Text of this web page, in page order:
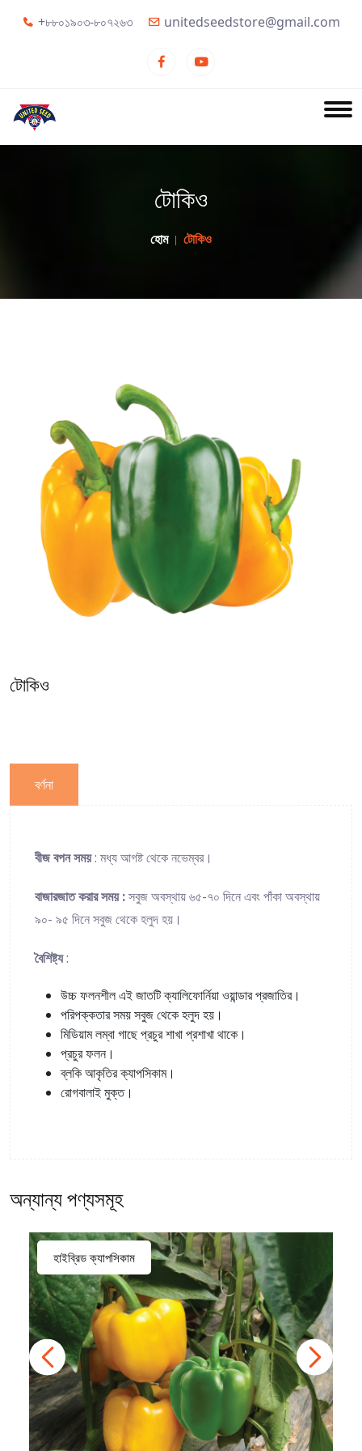
+৮৮০১৯০৩-৮০৭২৬৩ unitedseedstore@gmail.com
টোকিও
হোম টোকিও
টোকিও
বর্ণনা
বীজ বপন সময়: মধ্য আগষ্ট থেকে নভেম্বর।
বাজারজাত করার সময় :সবুজ অবস্থায় ৬৫-৭০ দিনে এবং পাঁকা অবস্থায়
৯০- ৯৫ দিনে সবুজ থেকে হলুদ হয়।
বৈশিষ্ট্য:
উচ্চ ফলনশীল এই জাতটি ক্যালিফোর্নিয়া ওয়ান্ডার প্রজাতির।
পরিপক্কতার সময় সবুজ থেকে হলুদ হয়।
মিডিয়াম লম্বা গাছে প্রচুর শাখা প্রশাখা থাকে।
প্রচুর ফলন।
ব্লকি আকৃতির ক্যাপসিকাম।
রোগবালাই মুক্ত।
অন্যান্য পণ্যসমূহ
হাইব্রিড ক্যাপসিকাম